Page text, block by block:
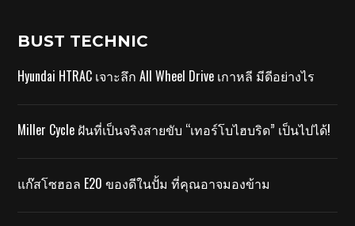
BUST TECHNIC
Hyundai HTRAC เจาะลึก All Wheel Drive เกาหลี มีดีอย่างไร
Miller Cycle ฝันที่เป็นจริงสายขับ “เทอร์โบไฮบริด” เป็นไปได้!
แก๊สโซฮอล E20 ของดีในปั้ม ที่คุณอาจมองข้าม